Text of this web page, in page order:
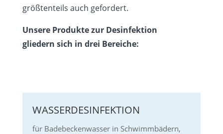
größtenteils auch gefordert.
Unsere Produkte zur Desinfektion
gliedern sich in drei Bereiche:
WASSERDESINFEKTION
für Badebeckenwasser in Schwimmbädern,